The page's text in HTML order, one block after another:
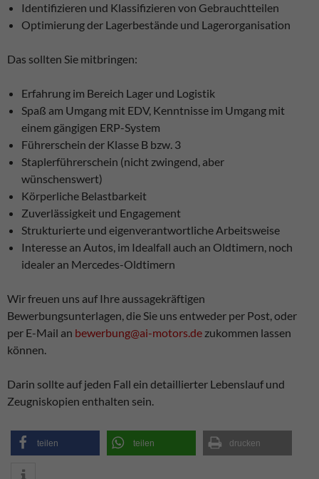
Identifizieren und Klassifizieren von Gebrauchtteilen
Optimierung der Lagerbestände und Lagerorganisation
Das sollten Sie mitbringen:
Erfahrung im Bereich Lager und Logistik
Spaß am Umgang mit EDV, Kenntnisse im Umgang mit
einem gängigen ERP-System
Führerschein der Klasse B bzw. 3
Staplerführerschein (nicht zwingend, aber
wünschenswert)
Körperliche Belastbarkeit
Zuverlässigkeit und Engagement
Strukturierte und eigenverantwortliche Arbeitsweise
Interesse an Autos, im Idealfall auch an Oldtimern, noch
idealer an Mercedes-Oldtimern
Wir freuen uns auf Ihre aussagekräftigen
Bewerbungsunterlagen, die Sie uns entweder per Post, oder
per E-Mail an bewerbung@ai-motors.de zukommen lassen
können.
Darin sollte auf jeden Fall ein detaillierter Lebenslauf und
Zeugniskopien enthalten sein.
teilen teilen drucken